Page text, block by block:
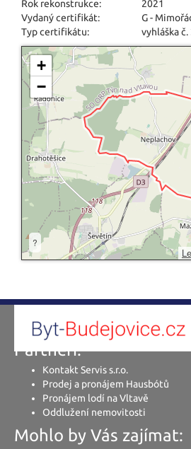
Rok rekonstrukce:
2021
Vydaný certifikát:
G -
Typ certifikátu:
vyhláška
+
−
?
Partneři:
Kontakt Servis s.r.o.
Prodej a pronájem Hausbótů
Pronájem lodí na Vltavě
Oddlužení nemovitosti
Mohlo by Vás zajímat: